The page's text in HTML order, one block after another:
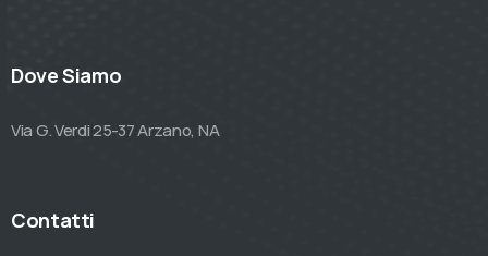
Dove Siamo
Via G. Verdi 25-37 Arzano, NA
Contatti